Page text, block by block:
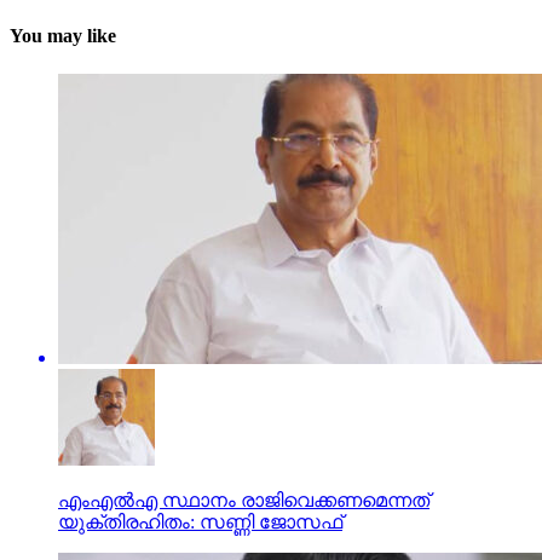
You may like
എംഎല്‍എ സ്ഥാനം രാജിവെക്കണമെന്നത്
യുക്തിരഹിതം: സണ്ണി ജോസഫ്